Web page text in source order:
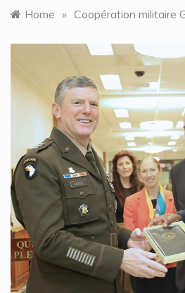
Home » Coopération militaire